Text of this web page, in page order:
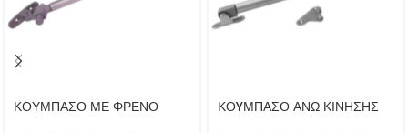
ΚΟΥΜΠΑΣΟ ΜΕ ΦΡΕΝΟ ΚΟYΜΠΑΣΟ ΑΝΩ ΚΙΝΗΣΗΣ